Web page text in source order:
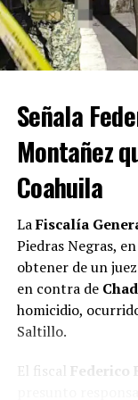
Con Información
Señala
Montañez
Coahuila
LaFiscalía
Piedras Negras,
obtener de un
en contra de
homicidio,
Saltillo.
El fiscal Federico